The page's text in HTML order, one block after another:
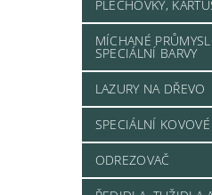
PLECHOVKY,
MÍCHANÉ
SPECIÁLNÍ BARVY
LAZURY NA DŘEVO
SPECIÁLNÍ KOVOVÉ
ODREZOVAČ